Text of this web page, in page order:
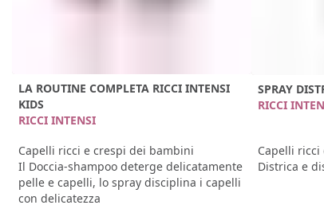
LA ROUTINE COMPLETA RICCI INTENSI
KIDS
RICCI INTENSI
Capelli ricci e crespi dei bambini
Il Doccia-shampoo deterge delicatamente
pelle e capelli, lo spray disciplina i capelli
con delicatezza
SPRAY
RICCI
Capelli
Districa e